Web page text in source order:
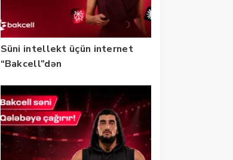
Süni intellekt üçün internet
“Bakcell”dən